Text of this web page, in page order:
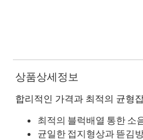
상품상세정보
합리적인 가격과 최적의 균형
최적의 블럭배열 통한 소
균일한 접지형상과 뜯김